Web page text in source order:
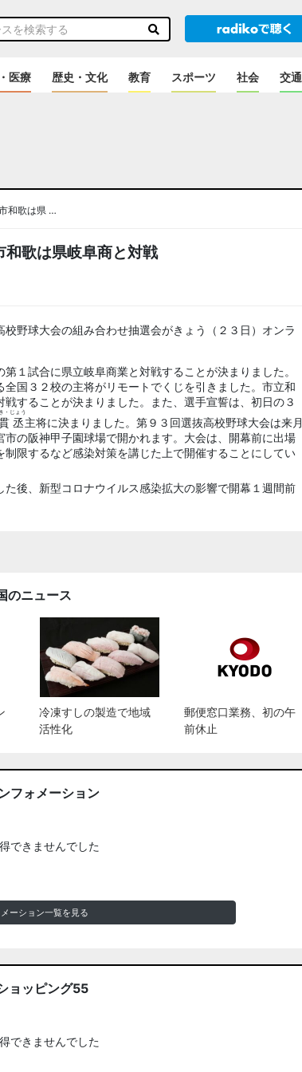
医療 歴史・文化 教育 スポーツ 社会 交通
和歌は県 …
歌は県岐阜商と対戦
野球大会の組み合わせ抽選会がきょう（２３日）オンラ
１試合に県立岐阜商業と対戦することが決まりました。
国３２校の主将がリモートでくじを引きました。市立和
することが決まりました。また、選手宣誓は、初日の３
丞
・じょう
主将に決まりました。第９３回選抜高校野球大会は来月
の阪神甲子園球場で開かれます。大会は、開幕前に出場
限するなど感染対策を講じた上で開催することにしてい
後、新型コロナウイルス感染拡大の影響で開幕１週間前
のニュース
冷凍すしの製造で地域
活性化
郵便窓口業務、初の午
前休止
フォメーション
できませんでした
ーション一覧を見る
ョッピング55
できませんでした